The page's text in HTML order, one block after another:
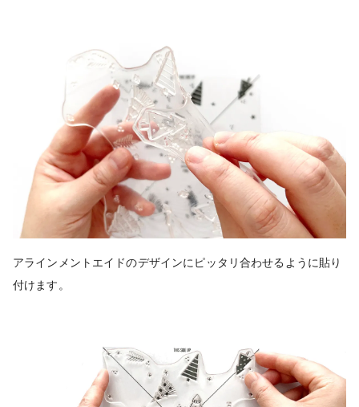
アラインメントエイドのデザインにピッタリ合わせるように貼り
付けます。